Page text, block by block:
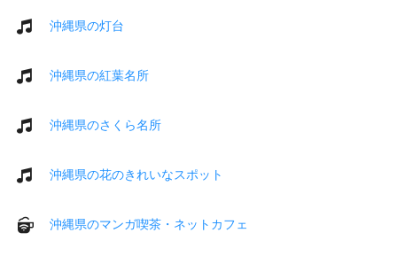
沖縄県の灯台
沖縄県の紅葉名所
沖縄県のさくら名所
沖縄県の花のきれいなスポット
沖縄県のマンガ喫茶・ネットカフェ